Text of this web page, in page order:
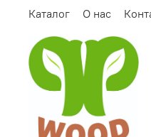
Каталог О нас